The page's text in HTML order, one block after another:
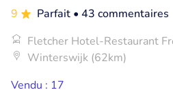
9 Parfait • 43 commentaires
Fletcher Hotel-Restaurant
Winterswijk (62km)
Vendu : 17